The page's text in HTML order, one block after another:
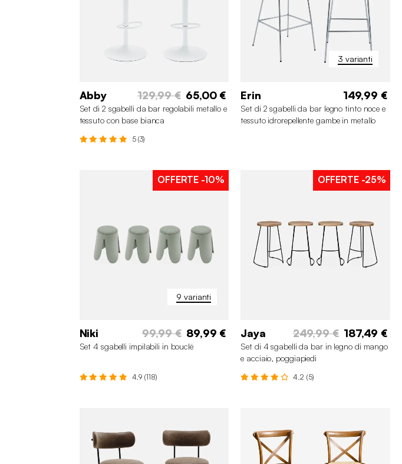
Abby 129,99 € 65,00 €
Set di 2 sgabelli da bar regolabili metallo e
tessuto con base bianca
5 (3)
3 varianti
Erin 149,99 €
Set di 2 sgabelli da bar legno tinto noce e
tessuto idrorepellente gambe in metallo
+4
9 varianti
OFFERTE -10%
Niki 99,99 € 89,99 €
Set 4 sgabelli impilabili in bouclé
4.9 (118)
OFFERTE -25%
Jaya 249,99 € 187,49 €
Set di 4 sgabelli da bar in legno di mango
e acciaio, poggiapiedi
4.2 (5)